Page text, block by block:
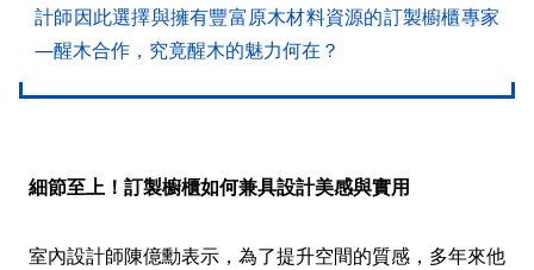
計師因此選擇與擁有豐富原木材料資源的訂製櫥櫃專家
—醒木合作，究竟醒木的魅力何在？
細節至上！訂製櫥櫃如何兼具設計美感與實用
室內設計師陳億勳表示，為了提升空間的質感，多年來他